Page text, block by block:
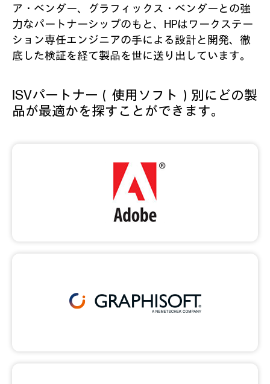
ア・ベンダー、グラフィックス・ベンダーとの強
力なパートナーシップのもと、HPはワークステー
ション専任エンジニアの手による設計と開発、徹
底した検証を経て製品を世に送り出しています。
ISVパートナー（使用ソフト）別にどの製
品が最適かを探すことができます。